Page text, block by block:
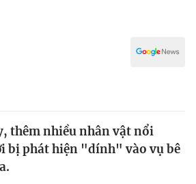
thêm nhiều nhân vật nổi
bị phát hiện "dính" vào vụ bê